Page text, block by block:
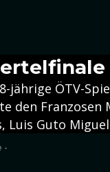
jährige ÖTV-
den Franzosen
Luis Guto
-